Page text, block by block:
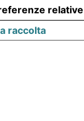
raccolta